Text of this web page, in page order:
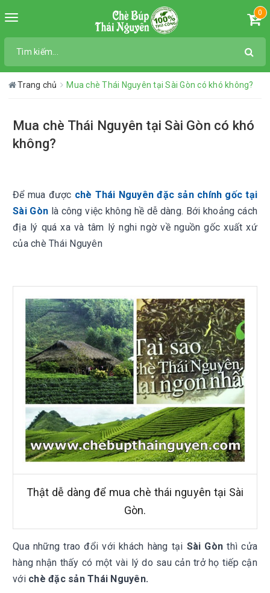
Toggle
0
Trang chủ Mua chè Thái Nguyên tại Sài Gòn có khó không?
Mua chè Thái Nguyên tại Sài Gòn có khó
không?
Để mua được chè Thái Nguyên đặc sản chính gốc tại
Sài Gòn là công việc không hề dễ dàng. Bới khoảng cách
địa lý quá xa và tâm lý nghi ngờ về nguồn gốc xuất xứ
của chè Thái Nguyên
Thật dễ dàng để mua chè thái nguyên tại Sài
Gòn.
Qua những trao đổi với khách hàng tại Sài Gòn thì cửa
hàng nhận thấy có một vài lý do sau cản trở họ tiếp cận
với chè đặc sản Thái Nguyên.